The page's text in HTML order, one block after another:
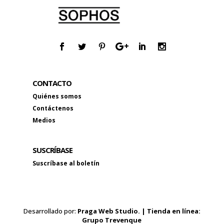
CONTACTO
Quiénes somos
Contáctenos
Medios
SUSCRÍBASE
Suscríbase al boletín
Desarrollado por: Praga Web Studio. | Tienda en línea:
Grupo Trevenque